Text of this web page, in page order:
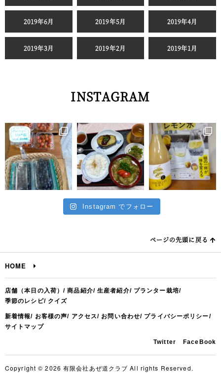
2019年6月 2019年5月 2019年4月
2019年3月 2019年2月 2019年1月
INSTAGRAM
Instagram でフォロー
ページの先頭に戻る
HOME
店舗（本日の入荷） 商品紹介 生産者紹介
プランター栽培
季節のレシピ
クイズ
新着情報 お客様の声 アクセス お問い合わせ
プライバシーポリシー
サイトマップ
Twitter FaceBook
Copyright © 2026 有限会社あぜ道クラブ All rights Reserved.